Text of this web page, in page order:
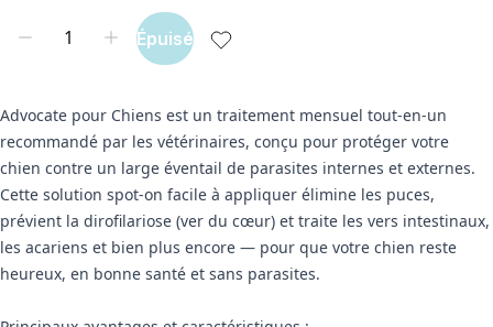
Épuisé
Advocate pour Chiens est un traitement mensuel tout-en-un
recommandé par les vétérinaires, conçu pour protéger votre
chien contre un large éventail de parasites internes et externes.
Cette solution spot-on facile à appliquer élimine les puces,
prévient la dirofilariose (ver du cœur) et traite les vers intestinaux,
les acariens et bien plus encore — pour que votre chien reste
heureux, en bonne santé et sans parasites.